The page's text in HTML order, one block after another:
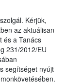
Kérjük,
az aktuálisan
és a Tanács
231/2012/EU
segítséget nyújt